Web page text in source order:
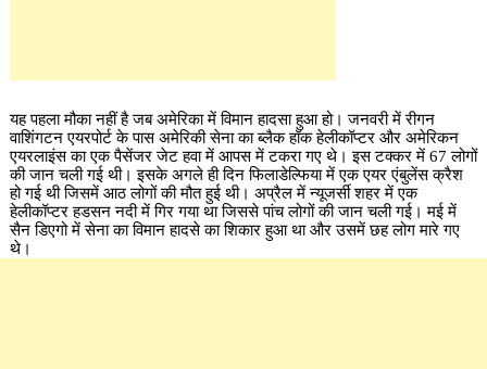
यह पहला मौका नहीं है जब अमेरिका में विमान हादसा हुआ हो। जनवरी में रीगन
वाशिंगटन एयरपोर्ट के पास अमेरिकी सेना का ब्लैक हॉक हेलीकॉप्टर और अमेरिकन
एयरलाइंस का एक पैसेंजर जेट हवा में आपस में टकरा गए थे। इस टक्कर में 67 लोगों
की जान चली गई थी। इसके अगले ही दिन फिलाडेल्फिया में एक एयर एंबुलेंस क्रैश
हो गई थी जिसमें आठ लोगों की मौत हुई थी। अप्रैल में न्यूजर्सी शहर में एक
हेलीकॉप्टर हडसन नदी में गिर गया था जिससे पांच लोगों की जान चली गई। मई में
सैन डिएगो में सेना का विमान हादसे का शिकार हुआ था और उसमें छह लोग मारे गए
थे।